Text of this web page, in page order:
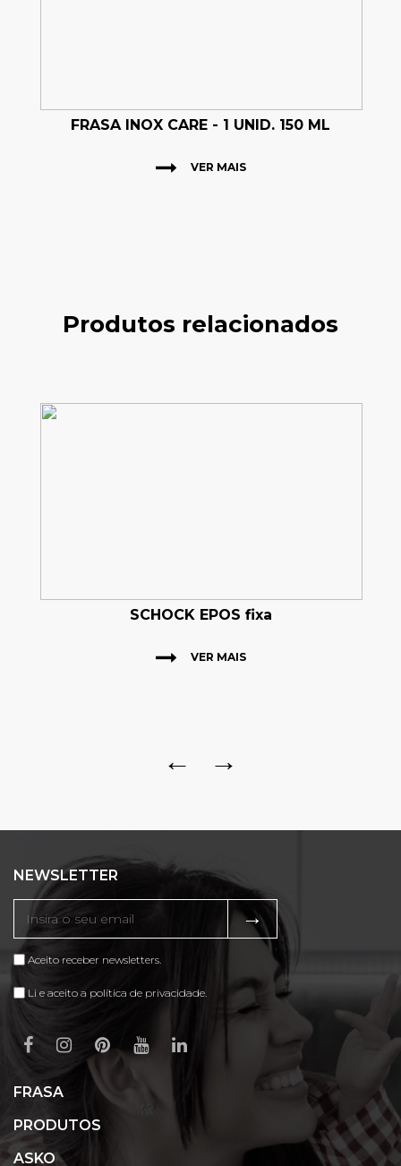
FRASA INOX CARE - 1 UNID. 150 ML
VER MAIS
Produtos relacionados
SCHOCK EPOS fixa
VER MAIS
← →
NEWSLETTER
→
Aceito receber newsletters.
Li e aceito a política de privacidade.
FRASA
PRODUTOS
ASKO